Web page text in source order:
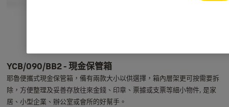
YCB/090/BB2 - 現金保管箱
耶魯便攜式現金保管箱，備有兩款大小以供選擇，箱內層架更可按需要拆
除，方便整理及妥善存放往來金錢、印章、票據或支票等細小物件, 是家
居、小型企業、辦公室或會所的好幫手。